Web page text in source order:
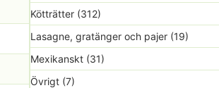
Kötträtter (312)
Lasagne, gratänger och pajer (19)
Mexikanskt (31)
Övrigt (7)